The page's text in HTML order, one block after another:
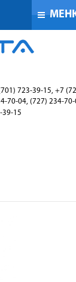
723-39-15, +7
70-04, (727) 234-
39-15